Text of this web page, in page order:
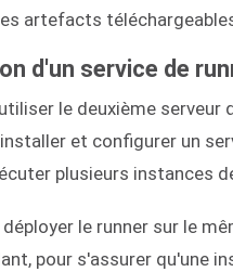
artefacts
d'un service de
le deuxième serveur
et configurer un
plusieurs instances
le runner sur le
pour s'assurer qu'une